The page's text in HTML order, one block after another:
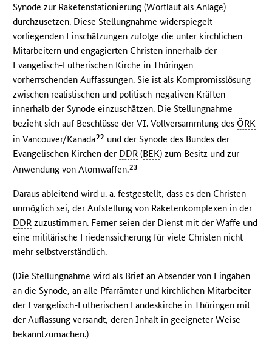
Synode zur Raketenstationierung (Wortlaut als Anlage)
durchzusetzen. Diese Stellungnahme widerspiegelt
vorliegenden Einschätzungen zufolge die unter kirchlichen
Mitarbeitern und engagierten Christen innerhalb der
Evangelisch-Lutherischen Kirche in Thüringen
vorherrschenden Auffassungen. Sie ist als Kompromisslösung
zwischen realistischen und politisch-negativen Kräften
innerhalb der Synode einzuschätzen. Die Stellungnahme
bezieht sich auf Beschlüsse der VI. Vollversammlung des ÖRK
in Vancouver/Kanada22 und der Synode des Bundes der
Evangelischen Kirchen der DDR (BEK) zum Besitz und zur
Anwendung von Atomwaffen.23
Daraus ableitend wird u. a. festgestellt, dass es den Christen
unmöglich sei, der Aufstellung von Raketenkomplexen in der
DDR zuzustimmen. Ferner seien der Dienst mit der Waffe und
eine militärische Friedenssicherung für viele Christen nicht
mehr selbstverständlich.
(Die Stellungnahme wird als Brief an Absender von Eingaben
an die Synode, an alle Pfarrämter und kirchlichen Mitarbeiter
der Evangelisch-Lutherischen Landeskirche in Thüringen mit
der Auflassung versandt, deren Inhalt in geeigneter Weise
bekanntzumachen.)